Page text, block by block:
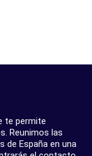
te permite
Reunimos las
España en una